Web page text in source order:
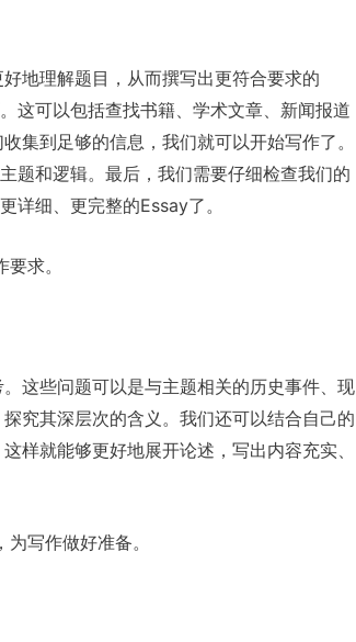
地理解题目，从而撰写出更符合要求的
这可以包括查找书籍、学术文章、新闻报道
集到足够的信息，我们就可以开始写作了。
题和逻辑。最后，我们需要仔细检查我们的
详细、更完整的Essay了。
求。
这些问题可以是与主题相关的历史事件、现
究其深层次的含义。我们还可以结合自己的
样就能够更好地展开论述，写出内容充实、
写作做好准备。